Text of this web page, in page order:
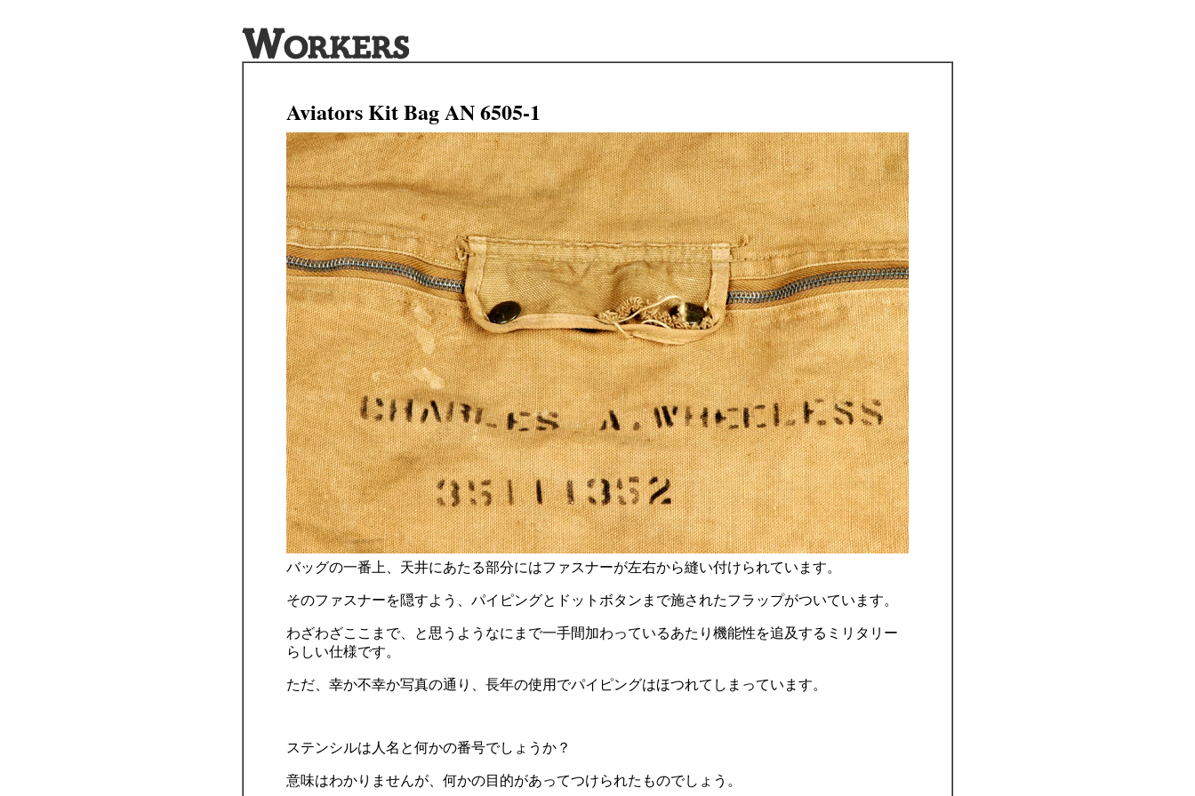
Aviators Kit Bag AN 6505-1
バッグの一番上、天井にあたる部分にはファスナーが左右から縫い付けられています。
そのファスナーを隠すよう、パイピングとドットボタンまで施されたフラップがついています。
わざわざここまで、と思うようなにまで一手間加わっているあたり機能性を追及するミリタリー
らしい仕様です。
ただ、幸か不幸か写真の通り、長年の使用でパイピングはほつれてしまっています。
ステンシルは人名と何かの番号でしょうか？
意味はわかりませんが、何かの目的があってつけられたものでしょう。